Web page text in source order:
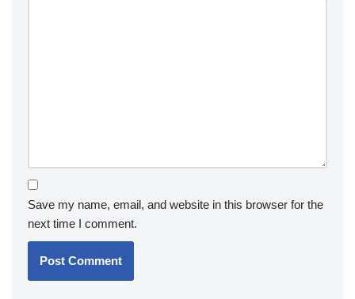
Save my name, email, and website in this browser for the
next time I comment.